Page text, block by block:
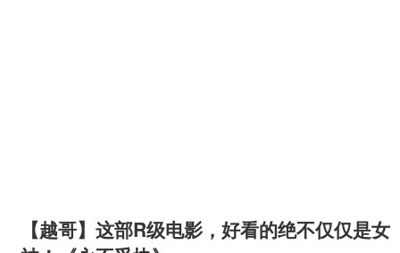
【越哥】这部R级电影，好看的绝不仅仅是女